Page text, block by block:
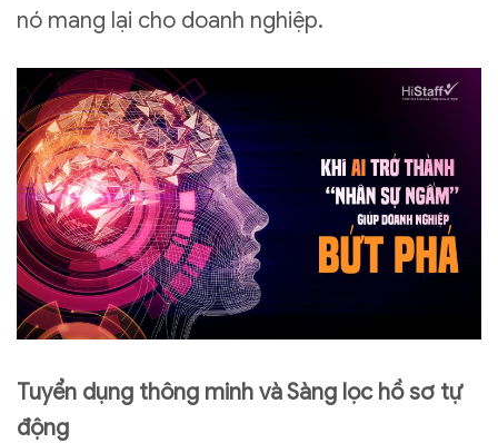
nó mang lại cho doanh nghiệp.
Tuyển dụng thông minh và Sàng lọc hồ sơ tự
động